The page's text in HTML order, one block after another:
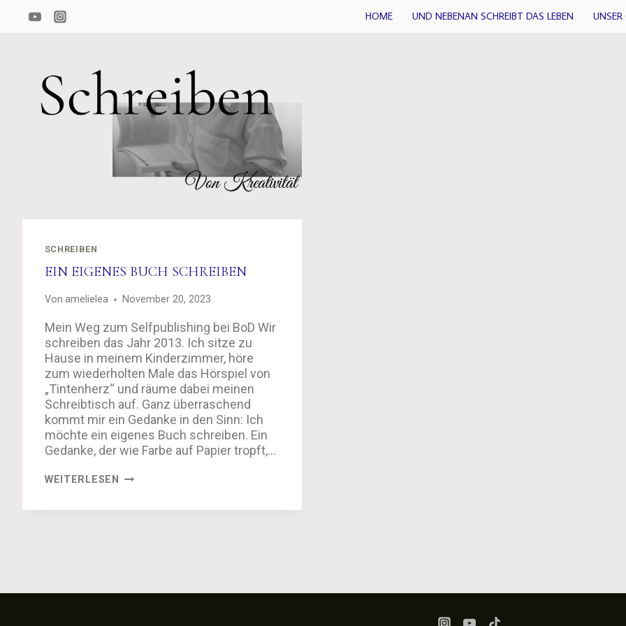
Inhalt
HOME UND NEBENAN SCHREIBT DAS LEBEN
SCHREIBEN
EIN EIGENES BUCH SCHREIBEN
Von amelielea November 20, 2023
Mein Weg zum Selfpublishing bei BoD Wir
schreiben das Jahr 2013. Ich sitze zu
Hause in meinem Kinderzimmer, höre
zum wiederholten Male das Hörspiel von
„Tintenherz“ und räume dabei meinen
Schreibtisch auf. Ganz überraschend
kommt mir ein Gedanke in den Sinn: Ich
möchte ein eigenes Buch schreiben. Ein
Gedanke, der wie Farbe auf Papier tropft,…
WEITERLESEN EIN
BUCH